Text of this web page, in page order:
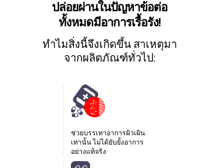
ปล่อยผ่านในปัญหาข้อต่อ
ทั้งหมดมีอาการเรื้อรัง!
ทำไมสิ่งนี้จึงเกิดขึ้น สาเหตุมา
จากผลิตภัณฑ์ทั่วไป:
ช่วยบรรเทาอาการผิวเผิน
เท่านั้น ไม่ได้ยับยั้งอาการ
อย่างแท้จริง